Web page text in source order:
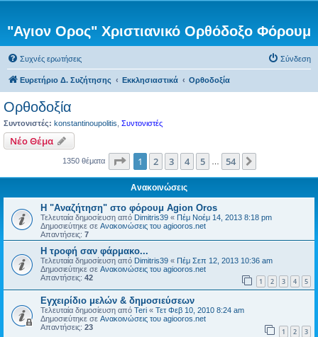
"Αγιον Ορος" Χριστιανικό Ορθόδοξο Φόρουμ
Συχνές ερωτήσεις Σύνδεση
Ευρετήριο Δ. Συζήτησης Εκκλησιαστικά Ορθοδοξία
Ορθοδοξία
Συντονιστές: konstantinoupolitis Συντονιστές
Νέο Θέμα
1350 θέματα Σελίδα από54
1 2 3 4 5 54
Ανακοινώσεις
Η "Αναζήτηση" στο φόρουμ Agion Oros
Τελευταία δημοσίευση από Dimitris39 « Πέμ Νοέμ 14, 2013 8:18 pm
Δημοσιεύτηκε σε Ανακοινώσεις του agiooros.net
Απαντήσεις: 7
H τροφή σαν φάρμακο...
Τελευταία δημοσίευση από Dimitris39 « Πέμ Σεπ 12, 2013 10:36 am
Δημοσιεύτηκε σε Ανακοινώσεις του agiooros.net
Απαντήσεις: 42 1 2 3 4 5
Εγχειρίδιο μελών & δημοσιεύσεων
Τελευταία δημοσίευση από Teri « Τετ Φεβ 10, 2010 8:24 am
Δημοσιεύτηκε σε Ανακοινώσεις του agiooros.net
Απαντήσεις: 23 1 2 3